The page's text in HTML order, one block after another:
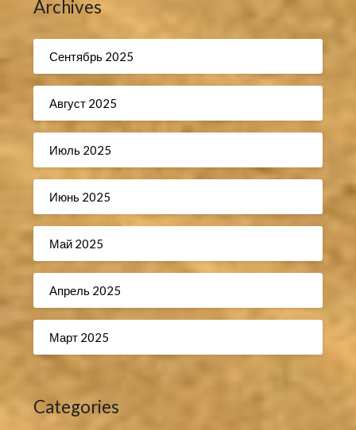
Archives
Сентябрь 2025
Август 2025
Июль 2025
Июнь 2025
Май 2025
Апрель 2025
Март 2025
Categories